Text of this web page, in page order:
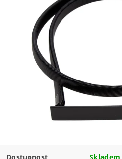
Dostupnost Skladem